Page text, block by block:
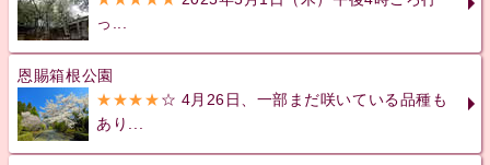
っ...
恩賜箱根公園
★★★★☆ 4月26日、一部まだ咲いている品種も
あり...